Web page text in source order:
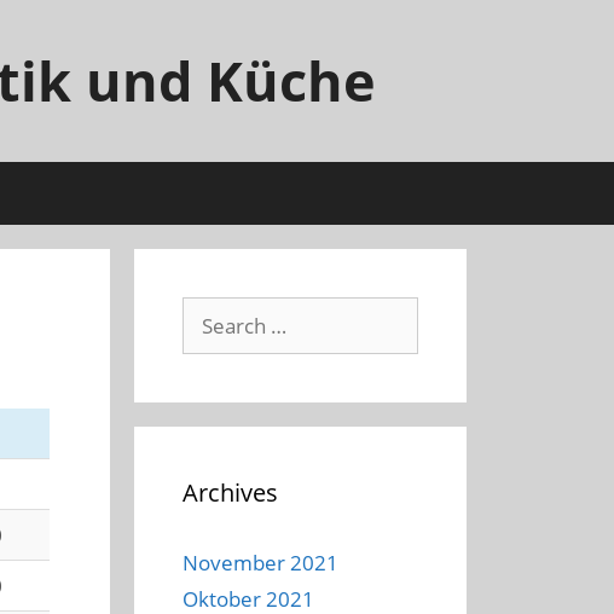
und Küche
Archives
November 2021
Oktober 2021